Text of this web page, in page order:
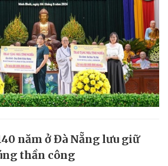
năm ở Đà Nẵng lưu giữ
thần công